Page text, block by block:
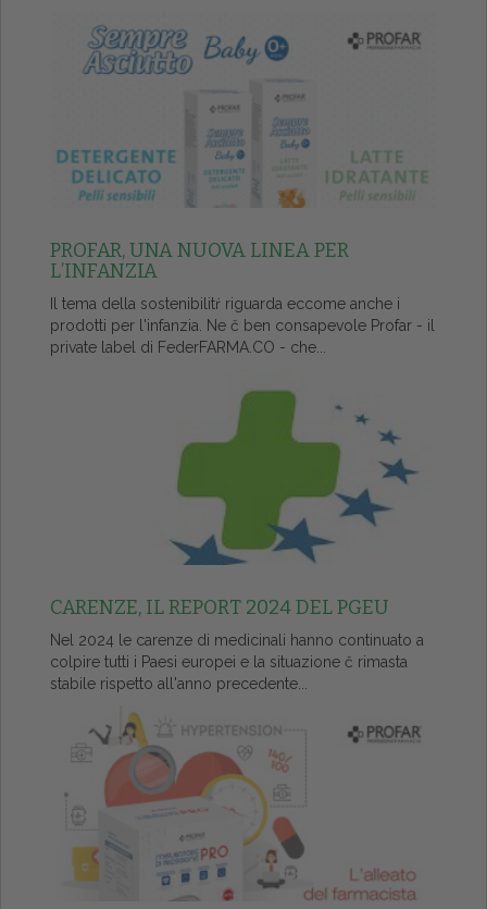
PROFAR, UNA NUOVA LINEA PER
L’INFANZIA
Il tema della sostenibilitŕ riguarda eccome anche i
prodotti per l'infanzia. Ne č ben consapevole Profar - il
private label di FederFARMA.CO - che...
CARENZE, IL REPORT 2024 DEL PGEU
Nel 2024 le carenze di medicinali hanno continuato a
colpire tutti i Paesi europei e la situazione č rimasta
stabile rispetto all'anno precedente...